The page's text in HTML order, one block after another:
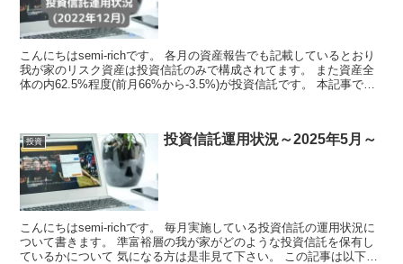
こんにちはsemi-richです。 各月の資産報告でも記載しているとおり
我が家のリスク資産は投資信託のみで構成されてます。 また資産全
体の内62.5%程度(前月66%から-3.5%)が投資信託です。 本記事では
投資 投資信託運用状況～2025年5月～
こんにちはsemi-richです。 毎月実施している投資信託の運用状況に
ついて書きます。 準富裕層の我が家がどのような投資信託を保有し
ているかについて 気になる方は是非見て下さい。 この記事は以下の